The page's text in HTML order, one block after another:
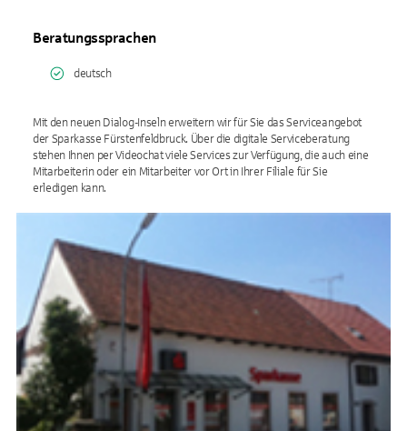
Beratungssprachen
deutsch
Mit den neuen Dialog-Inseln erweitern wir für Sie das Serviceangebot
der Sparkasse Fürstenfeldbruck. Über die digitale Serviceberatung
stehen Ihnen per Videochat viele Services zur Verfügung, die auch eine
Mitarbeiterin oder ein Mitarbeiter vor Ort in Ihrer Filiale für Sie
erledigen kann.